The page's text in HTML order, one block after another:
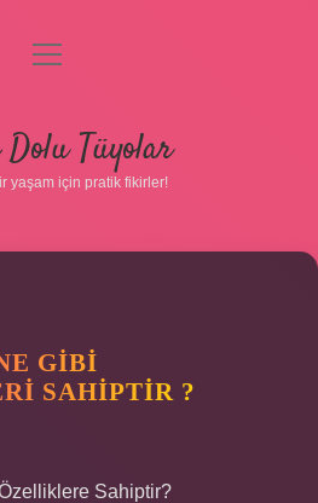
Politikası
Hakkımızda
menüyü
Tüyolar
yaşam için pratik fikirler!
GIBI
SAHIPTIR ?
Sahiptir?